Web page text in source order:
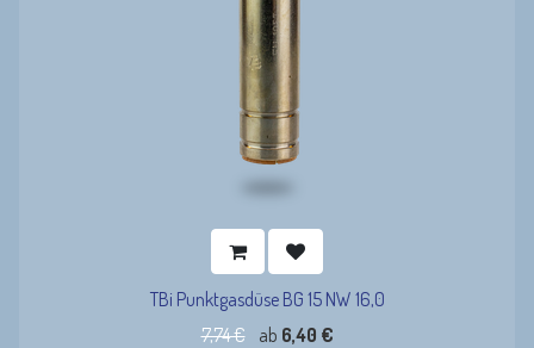
TBi Punktgasdüse BG 15 NW 16,0
7,74€ ab 6,40 €